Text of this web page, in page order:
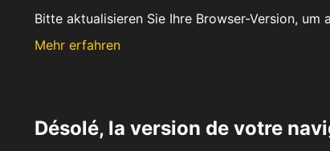
Bitte aktualisieren Sie Ihre Browser-Version,
Mehr erfahren
Désolé, la version de votre